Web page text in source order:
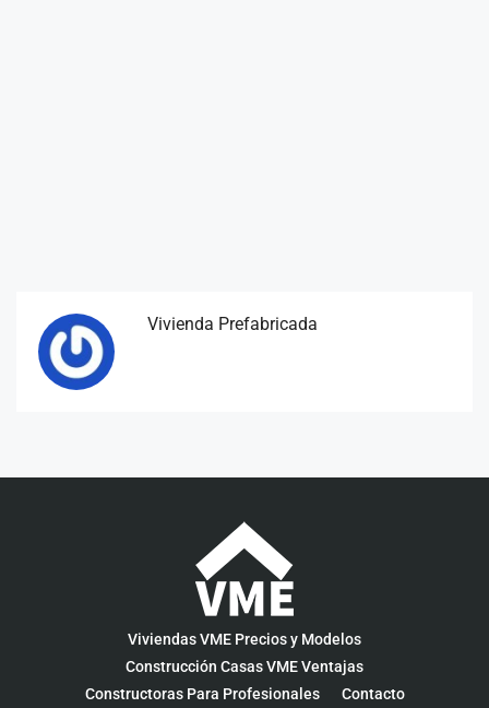
Vivienda Prefabricada
Viviendas VME Precios y Modelos
Construcción Casas VME Ventajas
Constructoras Para Profesionales
Contacto